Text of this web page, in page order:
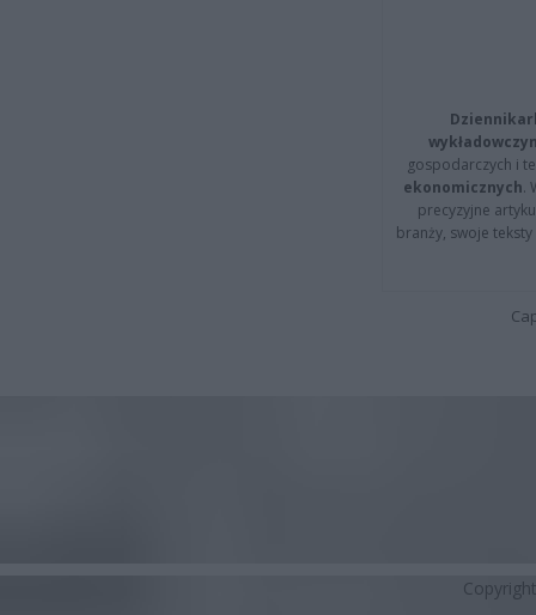
gospodarczych i
ekonomicznych.
precyzyjne
branży, swoje